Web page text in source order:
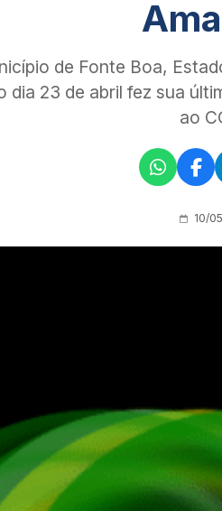
de Fonte Boa,
dia 23 de abril fez sua
ao
10/